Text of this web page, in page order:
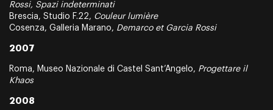
Rossi, Spazi indeterminati
Brescia, Studio F.22, Couleur lumière
Cosenza, Galleria Marano, Demarco et Garcia Rossi
2007
Roma, Museo Nazionale di Castel Sant’Angelo, Progettare il
Khaos
2008